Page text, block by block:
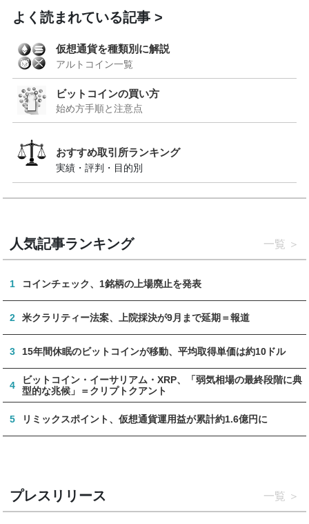
よく読まれている記事
仮想通貨を種類別に解説
アルトコイン一覧
ビットコインの買い方
始め方手順と注意点
おすすめ取引所ランキング
実績・評判・目的別
人気記事ランキング 一覧
1 コインチェック、1銘柄の上場廃止を発表
2 米クラリティー法案、上院採決が9月まで延期＝報道
3 15年間休眠のビットコインが移動、平均取得単価は約10ドル
4
ビットコイン・イーサリアム・XRP、「弱気相場の最終段階に典
型的な兆候」＝クリプトクアント
5 リミックスポイント、仮想通貨運用益が累計約1.6億円に
プレスリリース 一覧